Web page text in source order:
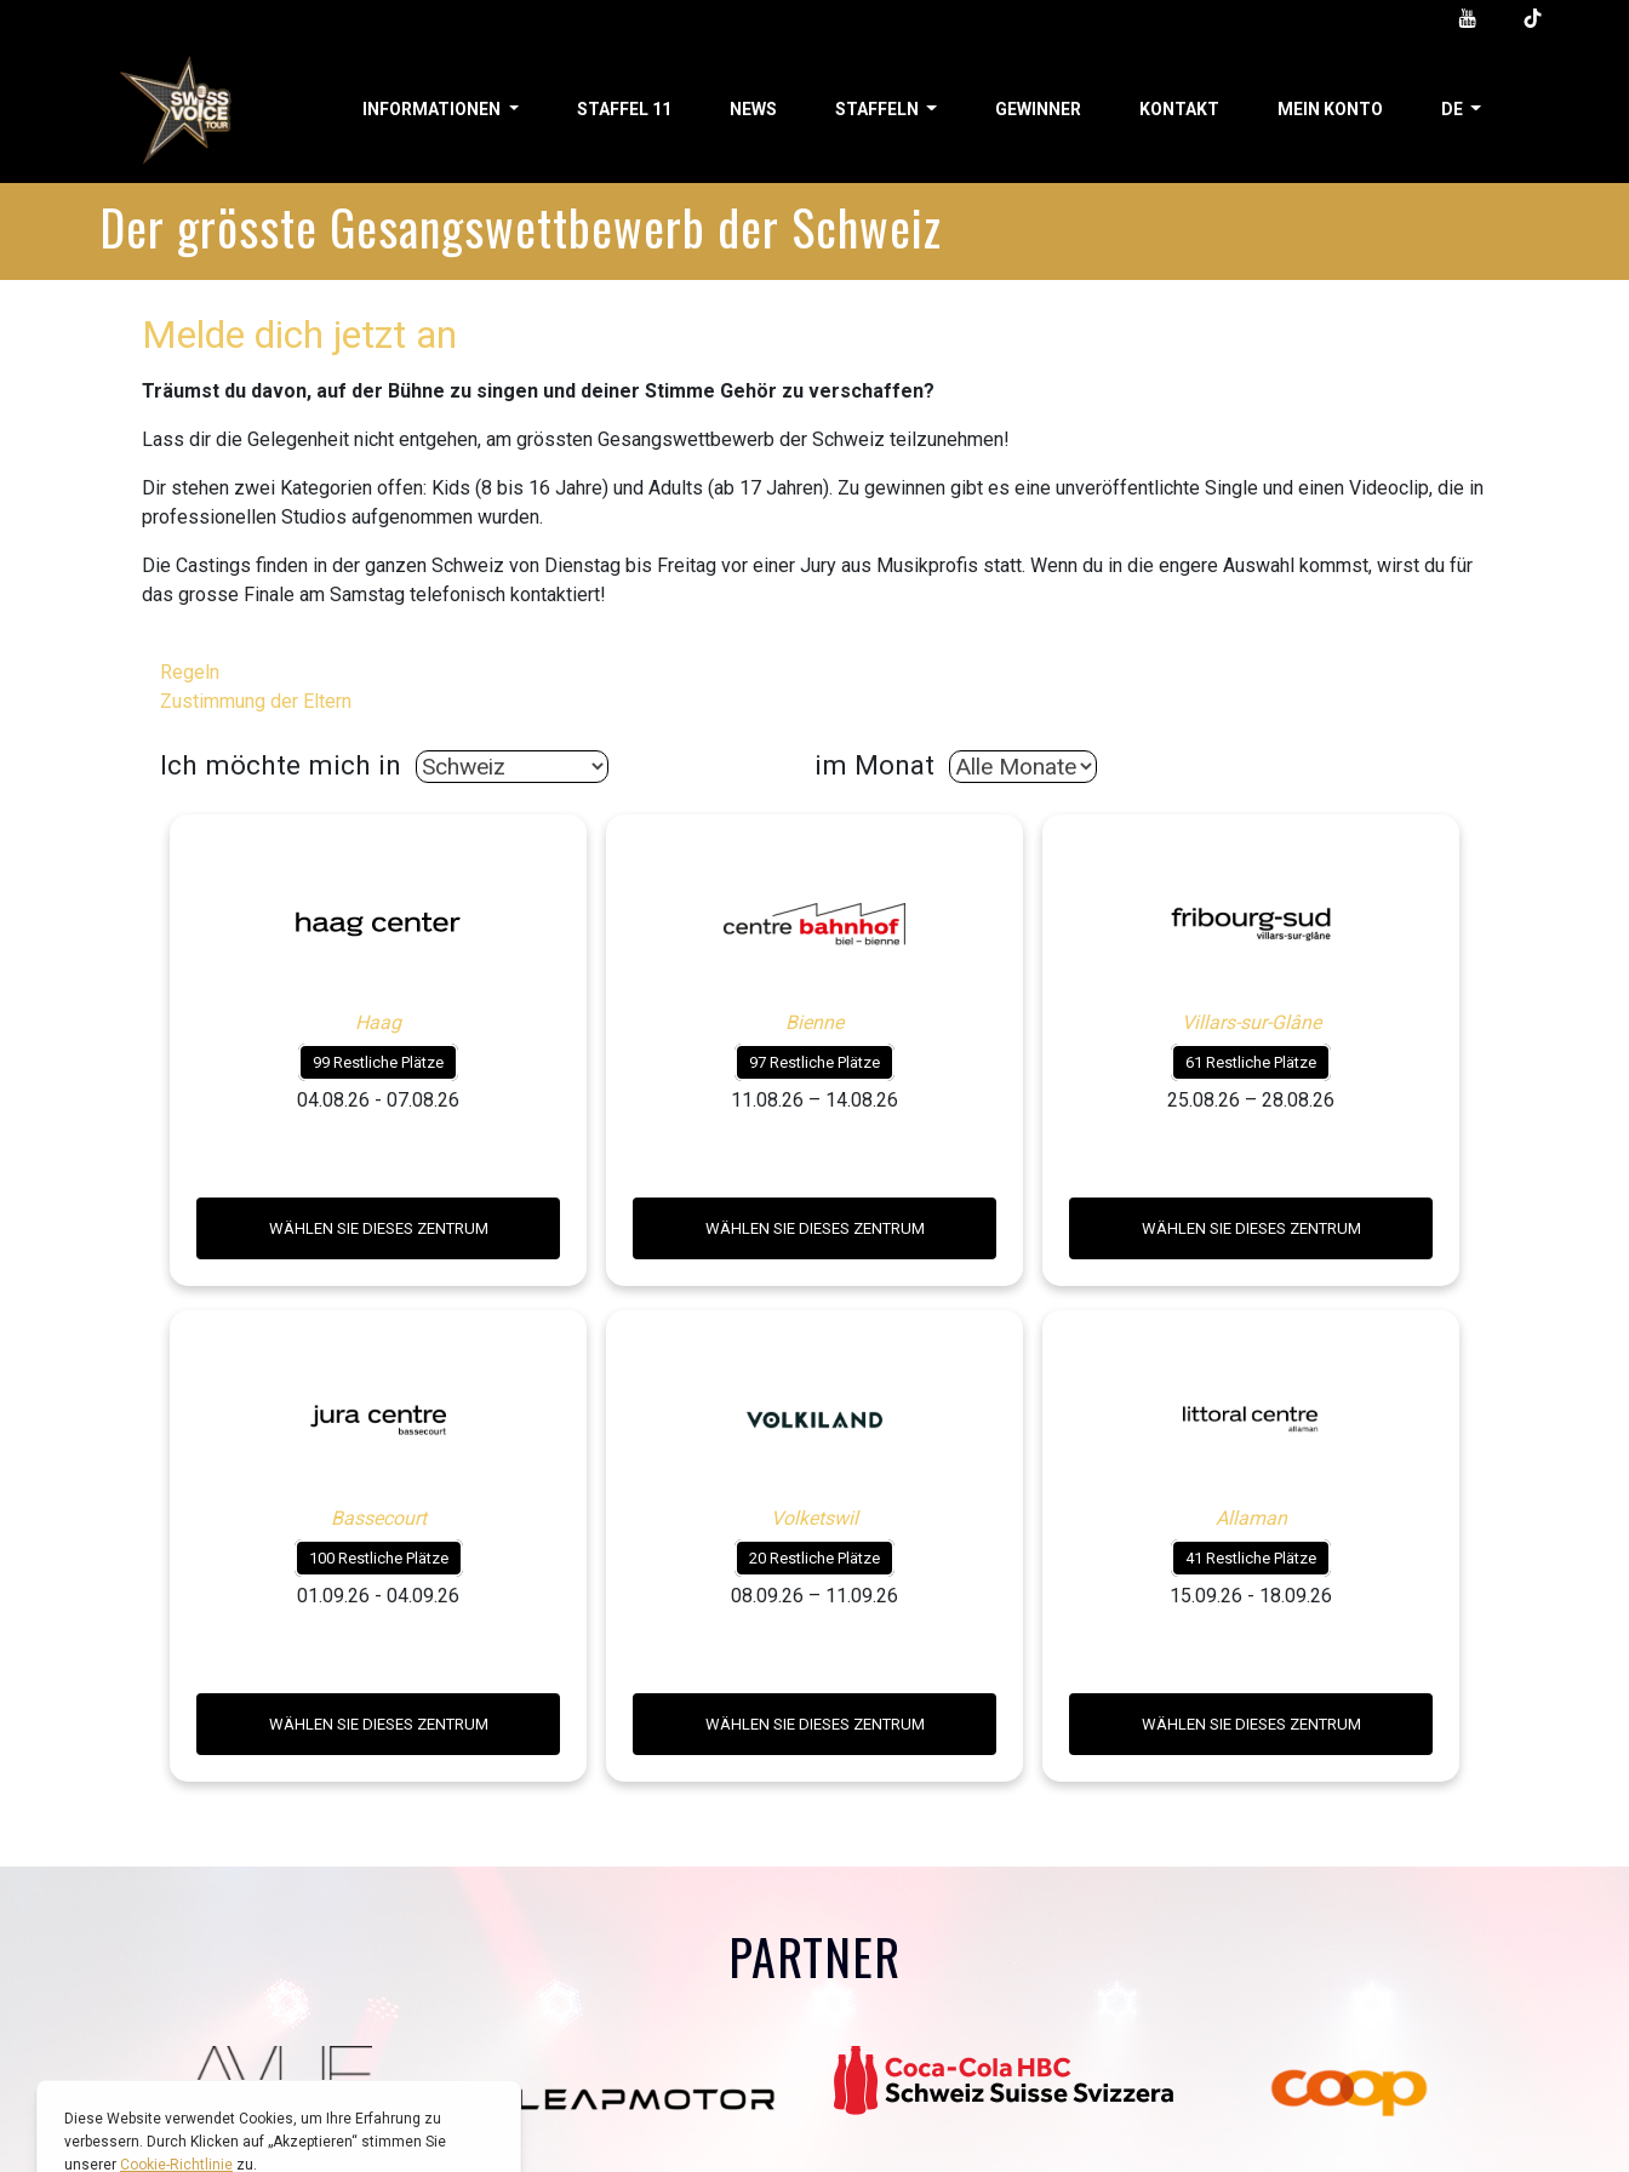
INFORMATIONEN STAFFEL 11 NEWS STAFFELN GEWINNER KONTAKT MEIN KONTO DE
Der grösste Gesangswettbewerb der Schweiz
Melde dich jetzt an
Träumst du davon, auf der Bühne zu singen und deiner Stimme Gehör zu verschaffen?
Lass dir die Gelegenheit nicht entgehen, am grössten Gesangswettbewerb der Schweiz teilzunehmen!
Dir stehen zwei Kategorien offen: Kids (8 bis 16 Jahre) und Adults (ab 17 Jahren). Zu gewinnen gibt es eine unveröffentlichte Single und einen Videoclip, die in
professionellen Studios aufgenommen wurden.
Die Castings finden in der ganzen Schweiz von Dienstag bis Freitag vor einer Jury aus Musikprofis statt. Wenn du in die engere Auswahl kommst, wirst du für
das grosse Finale am Samstag telefonisch kontaktiert!
Regeln
Zustimmung der Eltern
Ich möchte mich in im Monat
Haag
99 Restliche Plätze
04.08.26 - 07.08.26
WÄHLEN SIE DIESES ZENTRUM
Bienne
97 Restliche Plätze
11.08.26 – 14.08.26
WÄHLEN SIE DIESES ZENTRUM
Villars-sur-Glâne
61 Restliche Plätze
25.08.26 – 28.08.26
WÄHLEN SIE DIESES ZENTRUM
Bassecourt
100 Restliche Plätze
01.09.26 - 04.09.26
WÄHLEN SIE DIESES ZENTRUM
Volketswil
20 Restliche Plätze
08.09.26 – 11.09.26
WÄHLEN SIE DIESES ZENTRUM
Allaman
41 Restliche Plätze
15.09.26 - 18.09.26
WÄHLEN SIE DIESES ZENTRUM
PARTNER